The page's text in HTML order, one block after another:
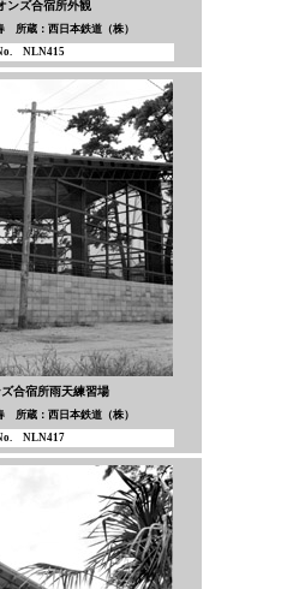
ンズ合宿所外観
所蔵：西日本鉄道（株）
NLN415
合宿所雨天練習場
所蔵：西日本鉄道（株）
NLN417